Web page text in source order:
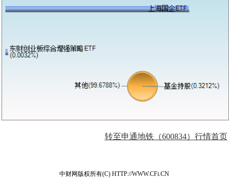
转至申通地铁（600834）行情首页
中财网版权所有(C) HTTP://WWW.CFi.CN